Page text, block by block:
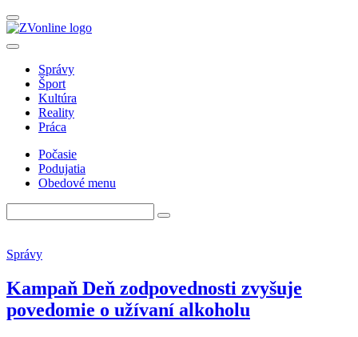
Správy
Šport
Kultúra
Reality
Práca
Počasie
Podujatia
Obedové menu
Správy
Kampaň Deň zodpovednosti zvyšuje
povedomie o užívaní alkoholu